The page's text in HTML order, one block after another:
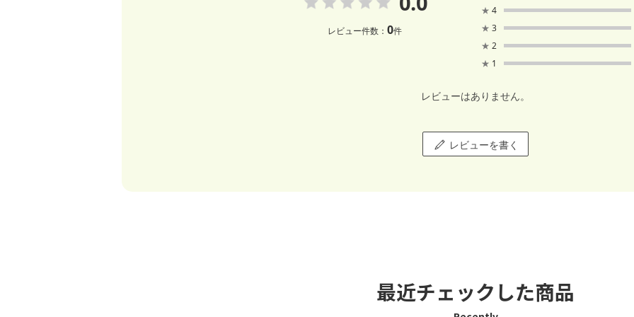
レビュー件数： 0件
★ 4
★ 3
★ 2
★ 1
レビューはありません。
レビューを書く
最近チェックした商品